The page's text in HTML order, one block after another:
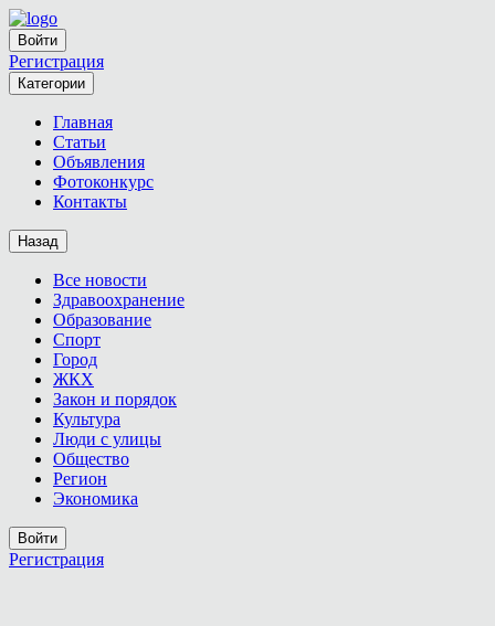
Войти
Регистрация
Категории
Главная
Статьи
Объявления
Фотоконкурс
Контакты
Назад
Все новости
Здравоохранение
Образование
Спорт
Город
ЖКХ
Закон и порядок
Культура
Люди с улицы
Общество
Регион
Экономика
Войти
Регистрация